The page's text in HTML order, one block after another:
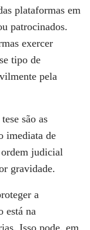
plataformas em
patrocinados.
exercer
tipo de
pela
são as
imediata de
judicial
gravidade.
a
está na
Isso pode, em